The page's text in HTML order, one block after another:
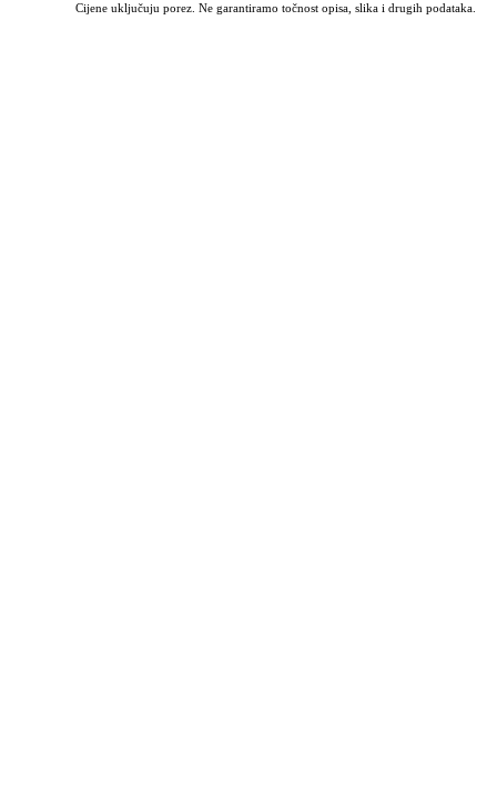
Cijene uključuju porez. Ne garantiramo točnost opisa, slika i drugih podataka.